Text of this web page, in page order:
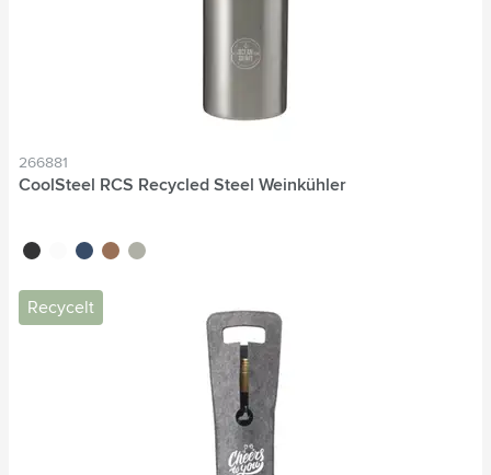
266881
CoolSteel RCS Recycled Steel Weinkühler
noir blancbleu cuivre clair
argenté
Recycelt